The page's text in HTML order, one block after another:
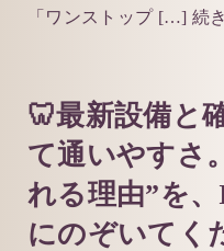
「ワンストップ […] 続
🦷最新設備と
て通いやすさ
れる理由”を
にのぞいてく